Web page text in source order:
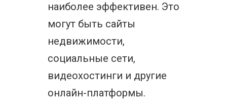
наиболее эффективен. Это
могут быть сайты
недвижимости,
социальные сети,
видеохостинги и другие
онлайн-платформы.